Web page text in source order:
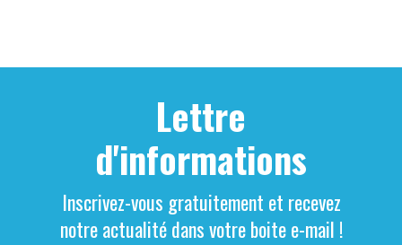
Lettre
d'informations
Inscrivez-vous gratuitement et recevez
notre actualité dans votre boite e-mail !